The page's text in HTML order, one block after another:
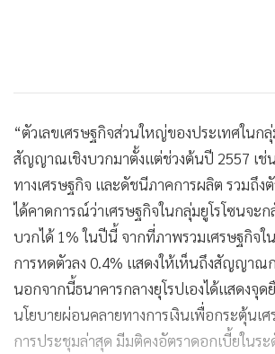
“ตัวเลขเศรษฐกิจส่วนใหญ่ของประเทศในกลุ่
สัญญาณเชิงบวกมาตั้งแต่ช่วงต้นปี 2557 เช่
ทางเศรษฐกิจ และดัชนีภาคการผลิต รวมถึงตั
ได้คาดการณ์ว่าเศรษฐกิจในกลุ่มยูโรโซนจะ
บวกได้ 1% ในปีนี้ จากที่ภาพรวมเศรษฐกิจ
การหดตัวลง 0.4% แสดงให้เห็นถึงสัญญาณ
นอกจากนี้ธนาคารกลางยุโรปเองได้แสดงจุ
นโยบายผ่อนคลายทางการเงินเพื่อกระตุ้นเศ
การประชุมล่าสุด มีมติคงอัตราดอกเบี้ยในร